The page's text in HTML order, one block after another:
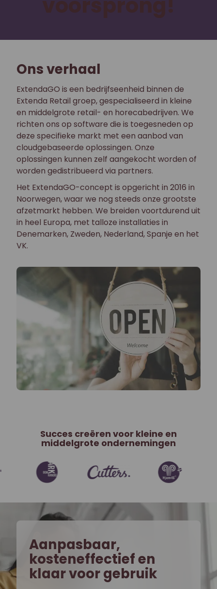
Ons verhaal
ExtendaGO is een bedrijfseenheid binnen de
Extenda Retail groep, gespecialiseerd in kleine
en middelgrote retail- en horecabedrijven. We
richten ons op software die is toegesneden op
deze specifieke markt met een aanbod van
cloudgebaseerde oplossingen. Onze
oplossingen kunnen zelf aangekocht worden of
worden gedistribueerd via partners.
Het ExtendaGO-concept is opgericht in 2016 in
Noorwegen, waar we nog steeds onze grootste
afzetmarkt hebben. We breiden voortdurend uit
in heel Europa, met talloze installaties in
Denemarken, Zweden, Nederland, Spanje en het
VK.
Succes creëren voor kleine en
middelgrote ondernemingen
Aanpasbaar,
kosteneffectief en
klaar voor gebruik